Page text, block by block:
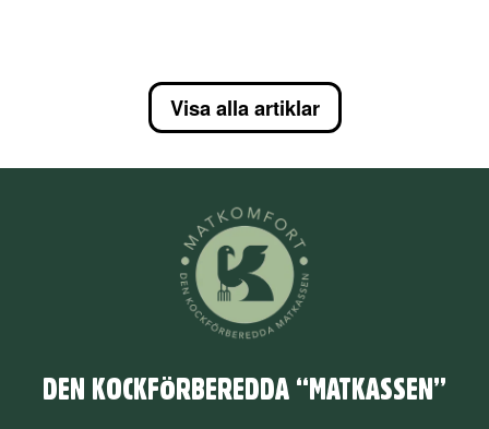
Visa alla artiklar
DEN KOCKFÖRBEREDDA “MATKASSEN”